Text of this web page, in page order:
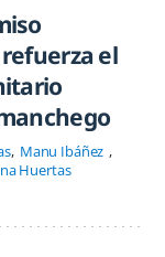
el
Manu Ibáñez
Huertas